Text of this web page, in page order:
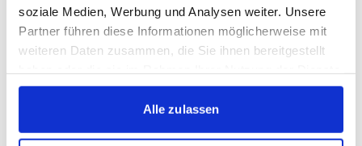
soziale Medien, Werbung und Analysen weiter. Unsere
Partner führen diese Informationen möglicherweise mit
weiteren Daten zusammen, die Sie ihnen bereitgestellt
gesammelt haben.
Alle zulassen
FUNKTIONSTEAM SAISON
2025/26:
Trainerteam: